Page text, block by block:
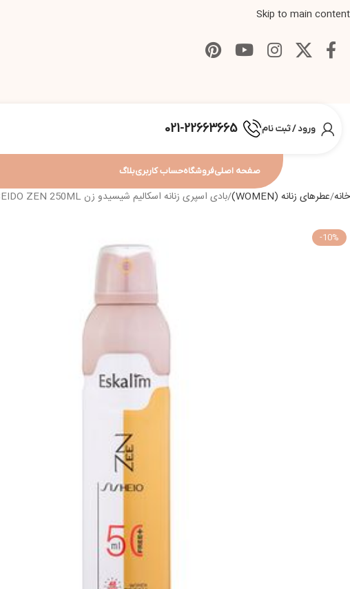
Skip to main content
ورود / ثبت نام 021-22663665
صفحه اصلیفروشگاهحساب کاربریبلاگ
خانه عطرهای زنانه (WOMEN) بادی اسپری زنانه اسکالیم شیسیدو زن ESKALIM BODY SPRAY SHISEIDO ZEN 250ML
-10%